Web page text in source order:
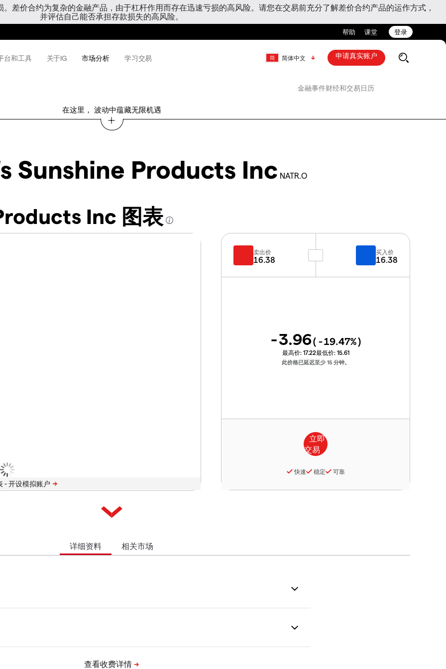
差价合约为复杂的金融产品，由于杠杆作用而存在迅速亏损的高风险。请您在交易前充分了解差价合约产品的运作方式，
并评估自己能否承担存款损失的高风险。
帮助 课堂 登录
台和工具 关于IG 市场分析 学习交易 简体中文 申请真实账户
金融事件财经和交易日历
在这里， 波动中蕴藏无限机遇
Sunshine Products Inc NATR.O
Inc 图表
-
卖出价
16.38
买入价
16.38
-3.96( -19.47%)
最高价: 17.22最低价: 15.61
此价格已延迟至少 15 分钟。
快速 稳定 可靠
详细资料 相关市场